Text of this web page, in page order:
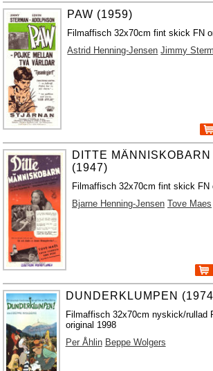
PAW (1959)
Filmaffisch 32x70cm fint skick FN
Astrid Henning-Jensen Jimmy
DITTE MÄNNISKOBARN
(1947)
Filmaffisch 32x70cm fint skick FN
Bjarne Henning-Jensen Tove Maes
DUNDERKLUMPEN
Filmaffisch 32x70cm nyskick/rullad
original 1998
Per Åhlin Beppe Wolgers